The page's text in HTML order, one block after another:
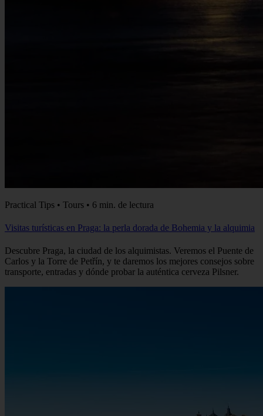
Practical Tips • Tours • 6 min. de lectura
Visitas turísticas en Praga: la perla dorada de Bohemia y la alquimia
Descubre Praga, la ciudad de los alquimistas. Veremos el Puente de
Carlos y la Torre de Petřín, y te daremos los mejores consejos sobre
transporte, entradas y dónde probar la auténtica cerveza Pilsner.